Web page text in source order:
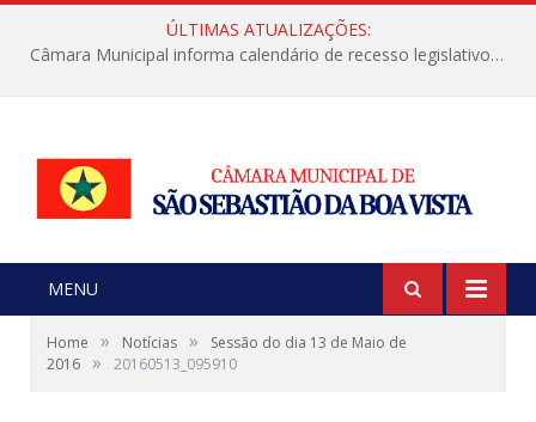
ÚLTIMAS ATUALIZAÇÕES:
Câmara Municipal informa calendário de recesso legislativo de julho
MENU
Home » Notícias »
Sessão do dia 13 de Maio de
2016 » 20160513_095910